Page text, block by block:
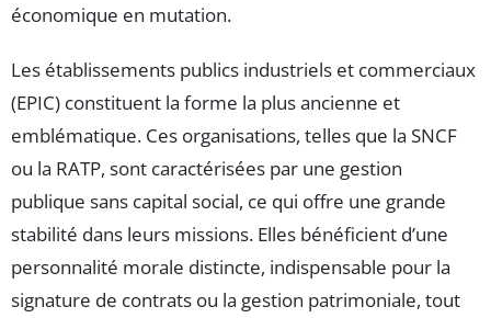
économique en mutation.
Les établissements publics industriels et commerciaux
(EPIC) constituent la forme la plus ancienne et
emblématique. Ces organisations, telles que la SNCF
ou la RATP, sont caractérisées par une gestion
publique sans capital social, ce qui offre une grande
stabilité dans leurs missions. Elles bénéficient d’une
personnalité morale distincte, indispensable pour la
signature de contrats ou la gestion patrimoniale, tout